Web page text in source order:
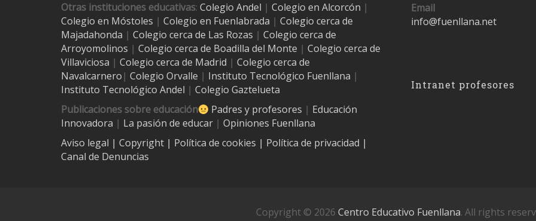
Otras instituciones educativas: Colegio Andel | Colegio en Alcorcón |
Colegio en Móstoles | Colegio en Fuenlabrada | Colegio cerca de
Majadahonda | Colegio cerca de Las Rozas | Colegio cerca de
Arroyomolinos | Colegio cerca de Boadilla del Monte | Colegio cerca de
Villaviciosa | Colegio cerca de Madrid | Colegio cerca de
Navalcarnero | Colegio Orvalle | Instituto Tecnológico Fuenllana |
Instituto Tecnológico Andel | Colegio Gaztelueta
Publicaciones sobre educación
Padres y profesores | Educación
Innovadora | La pasión de educar | Opiniones Fuenllana
Aviso legal | Copyright | Política de cookies | Política de privacidad |
Canal de Denuncias
Email
info@fuenllana.net
Intranet profesores
Copyright © 2026 Centro Educativo Fuenllana. All rights